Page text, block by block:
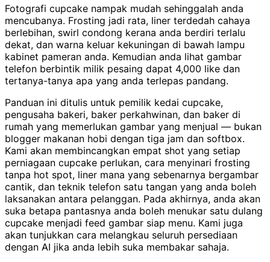
Fotografi cupcake nampak mudah sehinggalah anda
mencubanya. Frosting jadi rata, liner terdedah cahaya
berlebihan, swirl condong kerana anda berdiri terlalu
dekat, dan warna keluar kekuningan di bawah lampu
kabinet pameran anda. Kemudian anda lihat gambar
telefon berbintik milik pesaing dapat 4,000 like dan
tertanya-tanya apa yang anda terlepas pandang.
Panduan ini ditulis untuk pemilik kedai cupcake,
pengusaha bakeri, baker perkahwinan, dan baker di
rumah yang memerlukan gambar yang menjual — bukan
blogger makanan hobi dengan tiga jam dan softbox.
Kami akan membincangkan empat shot yang setiap
perniagaan cupcake perlukan, cara menyinari frosting
tanpa hot spot, liner mana yang sebenarnya bergambar
cantik, dan teknik telefon satu tangan yang anda boleh
laksanakan antara pelanggan. Pada akhirnya, anda akan
suka betapa pantasnya anda boleh menukar satu dulang
cupcake menjadi feed gambar siap menu. Kami juga
akan tunjukkan cara melangkau seluruh persediaan
dengan AI jika anda lebih suka membakar sahaja.